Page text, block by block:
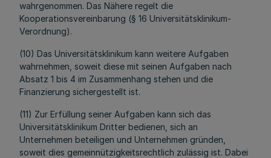
wahrgenommen. Das Nähere regelt die
Kooperationsvereinbarung (§ 16 Universitätsklinikum-
Verordnung).
(10) Das Universitätsklinikum kann weitere Aufgaben
wahrnehmen, soweit diese mit seinen Aufgaben nach
Absatz 1 bis 4 im Zusammenhang stehen und die
Finanzierung sichergestellt ist.
(11) Zur Erfüllung seiner Aufgaben kann sich das
Universitätsklinikum Dritter bedienen, sich an
Unternehmen beteiligen und Unternehmen gründen,
soweit dies gemeinnützigkeitsrechtlich zulässig ist. Dabei